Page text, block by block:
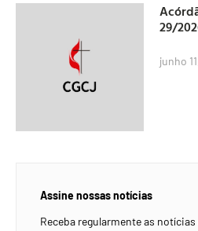
29/
junho
Assine nossas notícias
Receba regularmente as